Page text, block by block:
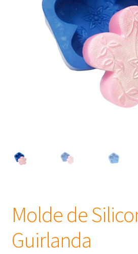
Óleos
Molde de
Guirlanda